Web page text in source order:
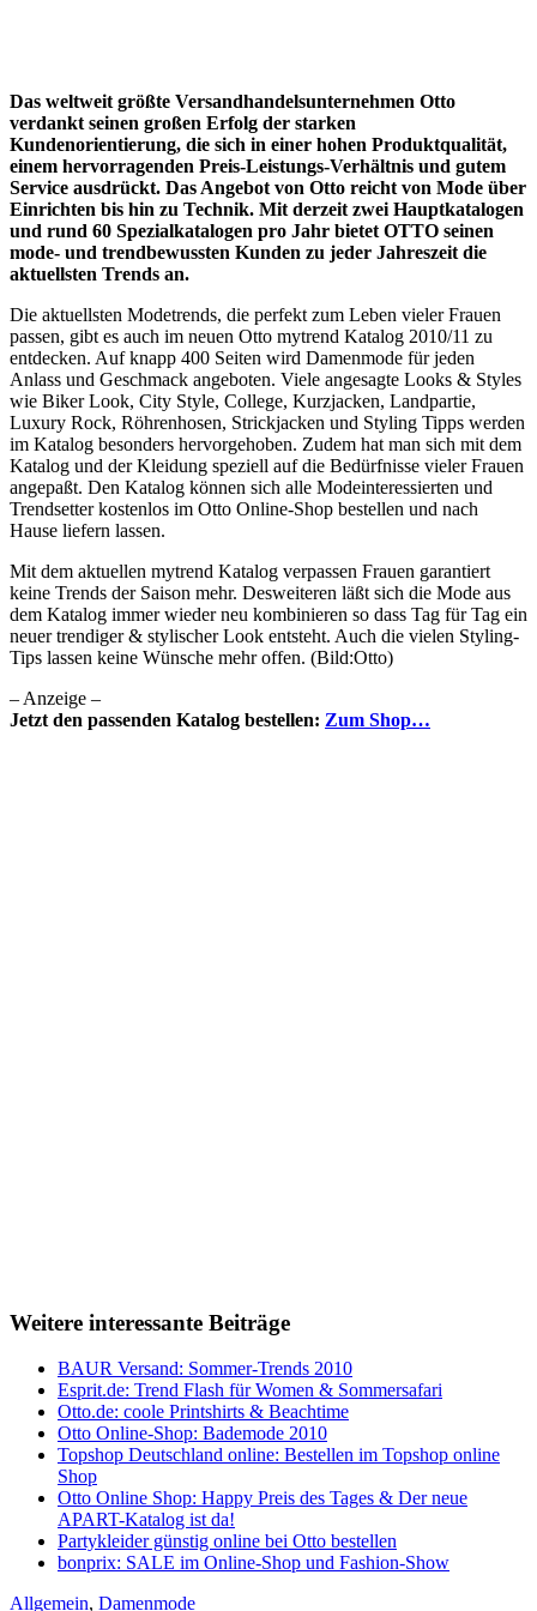
Das weltweit größte Versandhandelsunternehmen Otto
verdankt seinen großen Erfolg der starken
Kundenorientierung, die sich in einer hohen Produktqualität,
einem hervorragenden Preis-Leistungs-Verhältnis und gutem
Service ausdrückt. Das Angebot von Otto reicht von Mode über
Einrichten bis hin zu Technik. Mit derzeit zwei Hauptkatalogen
und rund 60 Spezialkatalogen pro Jahr bietet OTTO seinen
mode- und trendbewussten Kunden zu jeder Jahreszeit die
aktuellsten Trends an.
Die aktuellsten Modetrends, die perfekt zum Leben vieler Frauen
passen, gibt es auch im neuen Otto mytrend Katalog 2010/11 zu
entdecken. Auf knapp 400 Seiten wird Damenmode für jeden
Anlass und Geschmack angeboten. Viele angesagte Looks & Styles
wie Biker Look, City Style, College, Kurzjacken, Landpartie,
Luxury Rock, Röhrenhosen, Strickjacken und Styling Tipps werden
im Katalog besonders hervorgehoben. Zudem hat man sich mit dem
Katalog und der Kleidung speziell auf die Bedürfnisse vieler Frauen
angepaßt. Den Katalog können sich alle Modeinteressierten und
Trendsetter kostenlos im Otto Online-Shop bestellen und nach
Hause liefern lassen.
Mit dem aktuellen mytrend Katalog verpassen Frauen garantiert
keine Trends der Saison mehr. Desweiteren läßt sich die Mode aus
dem Katalog immer wieder neu kombinieren so dass Tag für Tag ein
neuer trendiger & stylischer Look entsteht. Auch die vielen Styling-
Tips lassen keine Wünsche mehr offen. (Bild:Otto)
– Anzeige –
Jetzt den passenden Katalog bestellen: Zum Shop…
Weitere interessante Beiträge
BAUR Versand: Sommer-Trends 2010
Esprit.de: Trend Flash für Women & Sommersafari
Otto.de: coole Printshirts & Beachtime
Otto Online-Shop: Bademode 2010
Topshop Deutschland online: Bestellen im Topshop online
Shop
Otto Online Shop: Happy Preis des Tages & Der neue
APART-Katalog ist da!
Partykleider günstig online bei Otto bestellen
bonprix: SALE im Online-Shop und Fashion-Show
Allgemein, Damenmode